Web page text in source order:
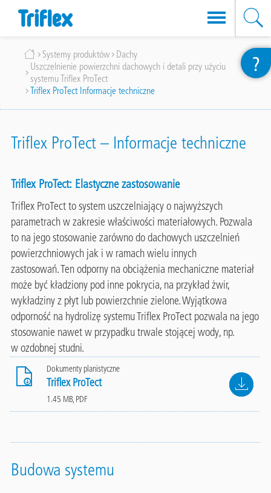
Ścieżka
nawigacyjna
Systemy produktów
Dachy
Uszczelnienie powierzchni dachowych i detali przy użyciu
systemu Triflex ProTect
Triflex ProTect Informacje techniczne
Triflex ProTect – Informacje techniczne
Triflex ProTect: Elastyczne zastosowanie
Triflex ProTect to system uszczelniający o najwyższych
parametrach w zakresie właściwości materiałowych. Pozwala
to na jego stosowanie zarówno do dachowych uszczelnień
powierzchniowych jak i w ramach wielu innych
zastosowań.Ten odporny na obciążenia mechaniczne materiał
może być kładziony pod inne pokrycia, na przykład żwir,
wykładziny z płyt lub powierzchnie zielone. Wyjątkowa
odporność na hydrolizę systemu Triflex ProTect pozwala na jego
stosowanie nawetw przypadku trwale stojącej wody, np.
w ozdobnej studni.
Dokumenty planistyczne
Triflex ProTect File
1.45 MB, PDF
Budowa systemu
?